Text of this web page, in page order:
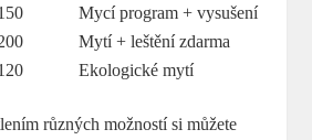
Mycí program + vysušení
Mytí + leštění zdarma
Ekologické mytí
různých možností si můžete